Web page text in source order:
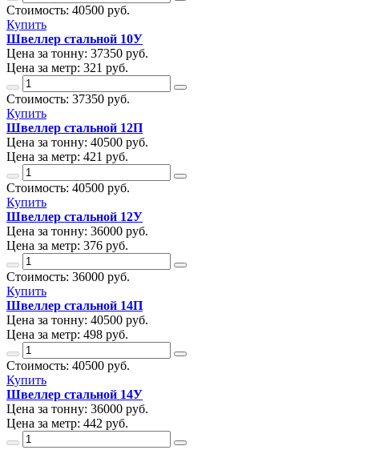
Стоимость: 40500 руб.
Купить
Швеллер стальной 10У
Цена за тонну: 37350 руб.
Цена за метр: 321 руб.
Стоимость: 37350 руб.
Купить
Швеллер стальной 12П
Цена за тонну: 40500 руб.
Цена за метр: 421 руб.
Стоимость: 40500 руб.
Купить
Швеллер стальной 12У
Цена за тонну: 36000 руб.
Цена за метр: 376 руб.
Стоимость: 36000 руб.
Купить
Швеллер стальной 14П
Цена за тонну: 40500 руб.
Цена за метр: 498 руб.
Стоимость: 40500 руб.
Купить
Швеллер стальной 14У
Цена за тонну: 36000 руб.
Цена за метр: 442 руб.